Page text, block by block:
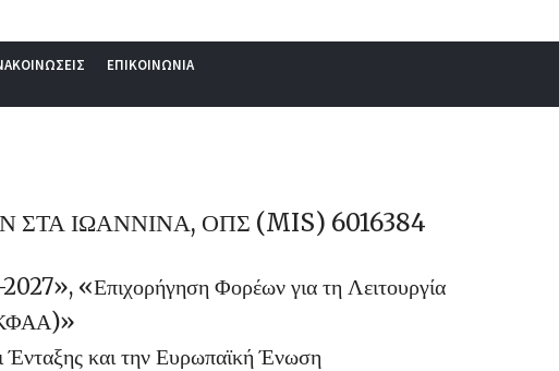
ΕΠΙΚΟΙΝΩΝΙΑ
ΣΤΑ ΙΩΑΝΝΙΝΑ, ΟΠΣ (MIS) 6016384
«Επιχορήγηση Φορέων για τη Λειτουργία
Ένταξης και την Ευρωπαϊκή Ένωση